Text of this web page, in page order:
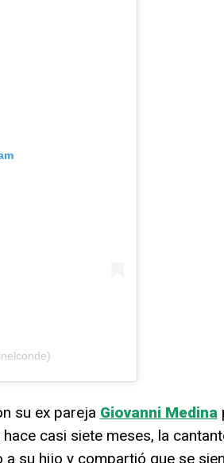
su ex pareja Giovanni Medina
casi siete meses, la
su hijo y compartió que se